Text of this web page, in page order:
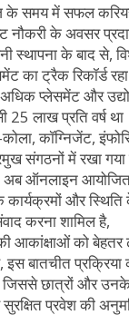
समय में सफल
नौकरी के अवसर
स्थापना के बाद से,
का ट्रैक रिकॉर्ड
प्लेसमेंट और
25 लाख प्रति वर्ष
कॉग्निजेंट,
संगठनों में रखा
ऑनलाइन आयोजित
के कार्यक्रमों और
करना शामिल है,
आकांक्षाओं को
बातचीत प्रक्रिया
छात्रों और उनके
सुरक्षित प्रवेश की